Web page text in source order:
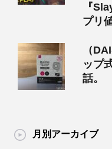
『
プリ
（
ップ
話。
月別アーカイブ